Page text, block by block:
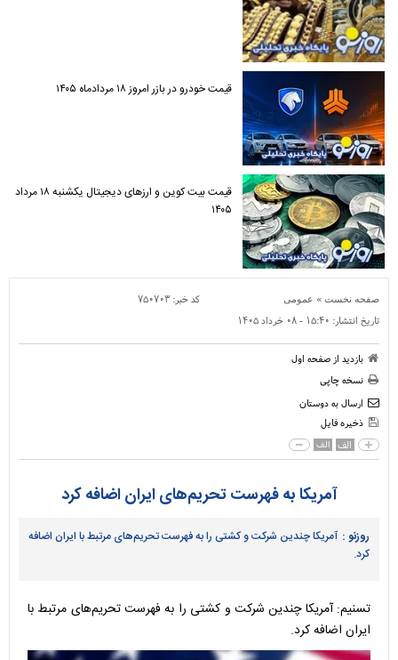
قیمت خودرو در بازر امروز ۱۸ مردادماه ۱۴۰۵
قیمت بیت کوین و ارز‌های دیجیتال یکشنبه ۱۸ مرداد
۱۴۰۵
صفحه نخست » عمومی کد خبر: ۷۵۰۷۰۳
تاریخ انتشار: ۱۵:۴۰ - ۰۸ خرداد ۱۴۰۵
بازدید از صفحه اول
نسخه چاپی
ارسال به دوستان
ذخیره فایل
الف الف
آمریکا به فهرست تحریم‌های ایران اضافه کرد
روزنو : آمریکا چندین شرکت و کشتی را به فهرست تحریم‌های مرتبط با ایران اضافه
کرد.
تسنیم: آمریکا چندین شرکت و کشتی را به فهرست تحریم‌های مرتبط با
ایران اضافه کرد.